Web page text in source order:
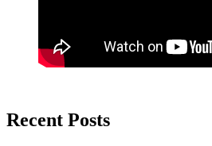
Recent Posts